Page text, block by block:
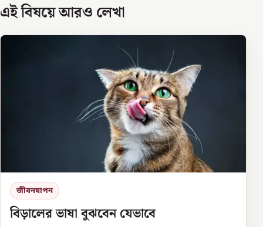
এই বিষয়ে আরও লেখা
জীবনযাপন
বিড়ালের ভাষা বুঝবেন যেভাবে